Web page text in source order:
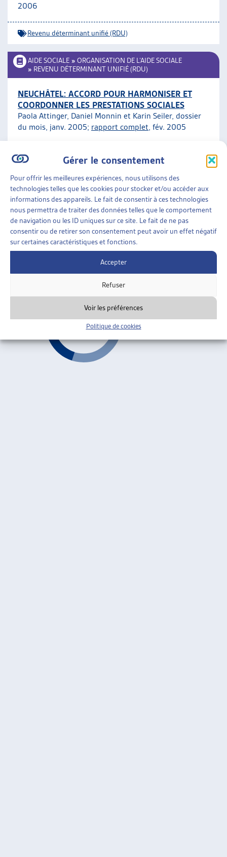
Gérer le consentement
Pour offrir les meilleures expériences, nous utilisons des
technologies telles que les cookies pour stocker et/ou accéder aux
informations des appareils. Le fait de consentir à ces technologies
nous permettra de traiter des données telles que le comportement
de navigation ou les ID uniques sur ce site. Le fait de ne pas
consentir ou de retirer son consentement peut avoir un effet négatif
sur certaines caractéristiques et fonctions.
Accepter
Refuser
Voir les préférences
Politique de cookies
2006
Revenu déterminant unifié (RDU)
AIDE SOCIALE » ORGANISATION DE L’AIDE SOCIALE
» REVENU DÉTERMINANT UNIFIÉ (RDU)
NEUCHÂTEL: ACCORD POUR HARMONISER ET
COORDONNER LES PRESTATIONS SOCIALES
Paola Attinger, Daniel Monnin et Karin Seiler, dossier
du mois, janv. 2005; rapport complet, fév. 2005
Revenu déterminant unifié (RDU)
AIDE SOCIALE»ORGANISATION DE L’AIDE SOCIALE
»REVENU DÉTERMINANT UNIFIÉ (RDU)
LE PROJET « INTERVENTO SOCIALE »: COMMENT
LE TESSIN A RÉFORMÉ SON SYSTÈME DE
PRESTATIONS SOCIALES
Sabina Beffa, dossier du mois, août 2003
Revenu déterminant unifié (RDU) ARTIAS